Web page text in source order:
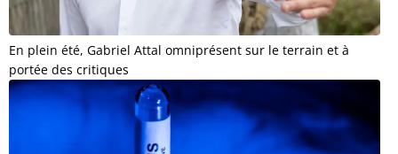
En plein été, Gabriel Attal omniprésent sur le terrain et à
portée des critiques